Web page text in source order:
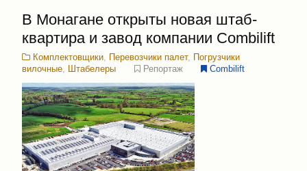
В Монагане открыты новая штаб-
квартира и завод компании Combilift
Комплектовщики, Перевозчики палет, Погрузчики
вилочные, Штабелеры Репортаж Combilift